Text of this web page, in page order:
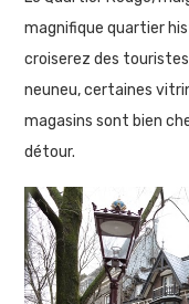
magnifique quartier
croiserez des
neuneu, certaines
magasins sont bien
détour.